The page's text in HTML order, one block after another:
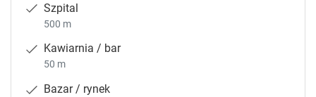
Szpital
500 m
Kawiarnia / bar
50 m
Bazar / rynek